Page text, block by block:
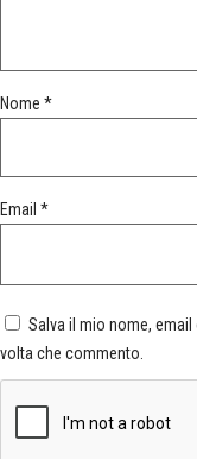
Nome *
Email *
Salva il mio nome,
volta che commento.